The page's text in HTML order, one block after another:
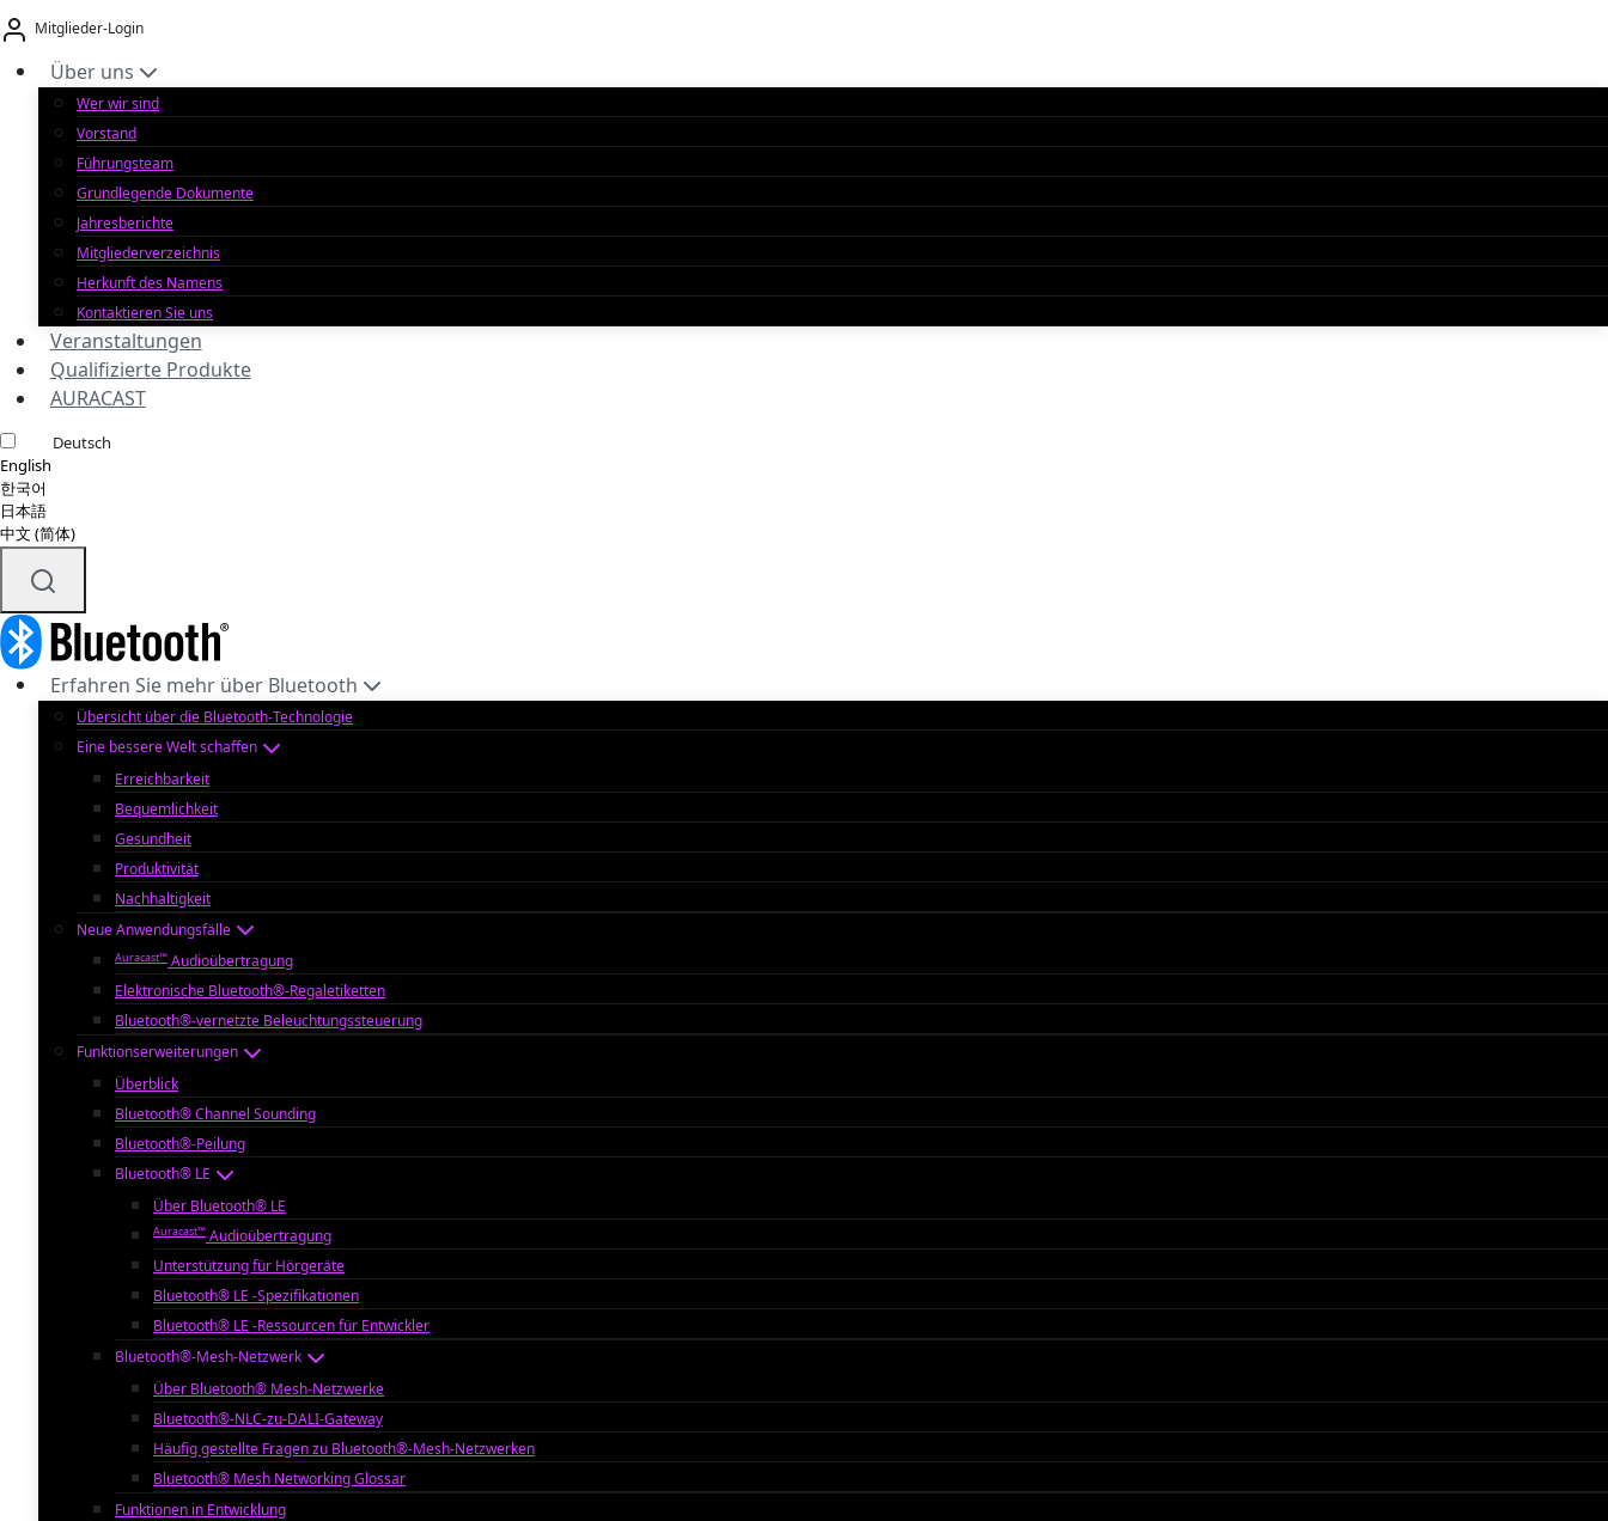
Zum
Inhalt
springen
Mitglieder-Login
Über uns
Wer wir sind
Vorstand
Führungsteam
Grundlegende Dokumente
Jahresberichte
Mitgliederverzeichnis
Herkunft des Namens
Kontaktieren Sie uns
Veranstaltungen
Qualifizierte Produkte
AURACAST
Deutsch
English
한국어
日本語
中文 (简体)
Erfahren Sie mehr über Bluetooth
Übersicht über die Bluetooth-Technologie
Eine bessere Welt schaffen
Erreichbarkeit
Bequemlichkeit
Gesundheit
Produktivität
Nachhaltigkeit
Neue Anwendungsfälle
Auracast™ Audioübertragung
Elektronische Bluetooth®-Regaletiketten
Bluetooth®-vernetzte Beleuchtungssteuerung
Funktionserweiterungen
Überblick
Bluetooth® Channel Sounding
Bluetooth®-Peilung
Bluetooth® LE
Über Bluetooth® LE
Auracast™ Audioübertragung
Unterstützung für Hörgeräte
Bluetooth® LE -Spezifikationen
Bluetooth® LE -Ressourcen für Entwickler
Bluetooth®-Mesh-Netzwerk
Über Bluetooth® Mesh-Netzwerke
Bluetooth®-NLC-zu-DALI-Gateway
Häufig gestellte Fragen zu Bluetooth®-Mesh-Netzwerken
Bluetooth® Mesh Networking Glossar
Funktionen in Entwicklung